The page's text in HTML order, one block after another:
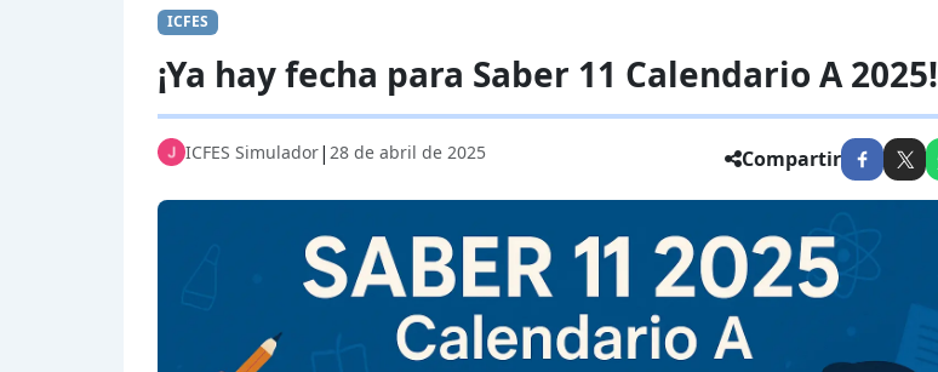
ICFES
¡Ya hay fecha para Saber 11 Calendario A 2025!
ICFES Simulador| 28 de abril de 2025 Compartir